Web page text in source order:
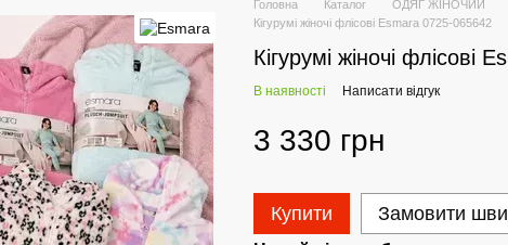
Головна Каталог ОДЯГ ЖІНОЧИЙ
Кігурумі жіночі флісові Esmara 0725-065642
Кігурумі жіночі флісові
В наявності Написати відгук
3 330 грн
Купити Замовити